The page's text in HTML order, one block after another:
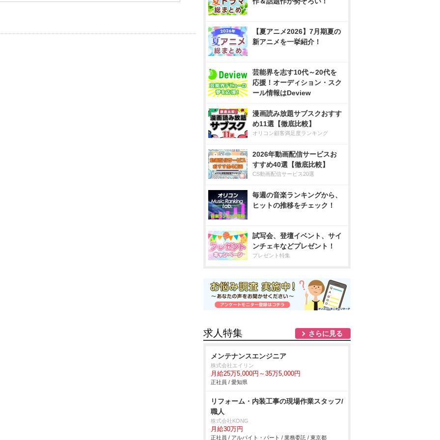
【夏アニメ2026】7月期夏の
新アニメを一挙紹介！
芸能界を志す10代～20代を
応援！オーディション・スク
ール情報はDeview
漫画読み放題サブスクおすす
め11選【徹底比較】
オリコン顧客満足度ランキング
2026年動画配信サービスお
すすめ40選【徹底比較】
CS動画配信サービス20選
毎週の音楽ランキングから、
ヒットの推移をチェック！
試写会、登壇イベント、サイ
ンチェキなどプレゼント！
プレゼント特集
求人特集 さらに見る
メンテナンスエンジニア
株式会社エイリン
月給25万5,000円～35万5,000円
正社員 / 愛知県
リフォーム・内装工事の現場作業スタッフ/
職人
株式会社KONG
月給30万円
正社員 / アルバイト・パート / 業務委託 / 東京都